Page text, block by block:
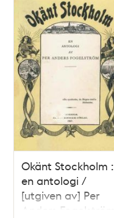
Okänt Stockholm :
en antologi /
[utgiven av] Per
Anders Fogelström